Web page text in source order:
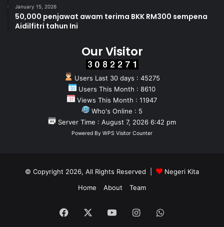
January 15, 2026
50,000 penjawat awam terima BKK RM300 sempena
Aidilfitri tahun Ini
Our Visitor
Users Last 30 days : 45275
Users This Month : 8610
Views This Month : 11947
Who's Online : 5
Server Time : August 7, 2026 6:42 pm
Powered By WPS Visitor Counter
© Copyright 2026, All Rights Reserved |
Negeri Kita
Home
About Team
Facebook YouTubeInstagramWhatsApp